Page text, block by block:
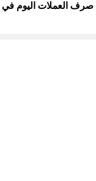
صرف العملات اليوم في